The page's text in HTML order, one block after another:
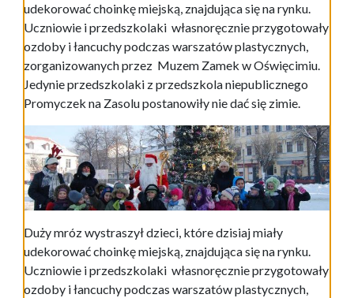
udekorować choinkę miejską, znajdująca się na rynku.
Uczniowie i przedszkolaki własnoręcznie przygotowały
ozdoby i łancuchy podczas warszatów plastycznych,
zorganizowanych przez Muzem Zamek w Oświęcimiu.
Jedynie przedszkolaki z przedszkola niepublicznego
Promyczek na Zasolu postanowiły nie dać się zimie.
Duży mróz wystraszył dzieci, które dzisiaj miały
udekorować choinkę miejską, znajdująca się na rynku.
Uczniowie i przedszkolaki własnoręcznie przygotowały
ozdoby i łancuchy podczas warszatów plastycznych,